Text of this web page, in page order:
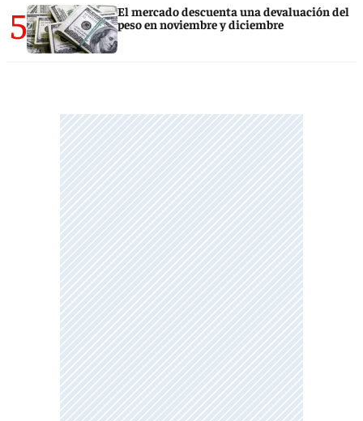
5
El mercado descuenta una devaluación del
peso en noviembre y diciembre